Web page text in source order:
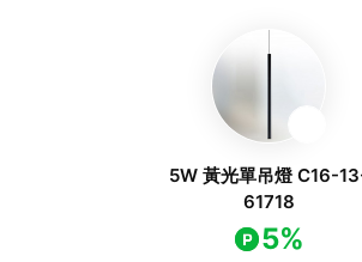
5W 黃光單吊燈 C16-
61718
5%